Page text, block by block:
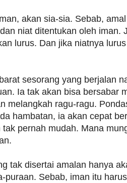
akan sia-sia. Sebab, amal
niat ditentukan oleh iman.
lurus. Dan jika niatnya
sesorang yang berjalan
Ia tak akan bisa bersabar
melangkah ragu-ragu.
hambatan, ia akan cepat
pernah mudah. Mana
tak disertai amalan hanya
puraan. Sebab, iman itu